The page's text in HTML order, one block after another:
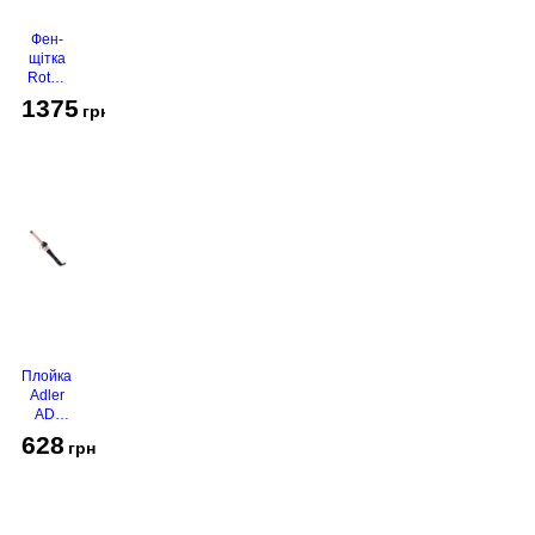
Фен-
щітка
Rotex
490-T
1375 грн
Плойка
Adler
AD-
628 грн